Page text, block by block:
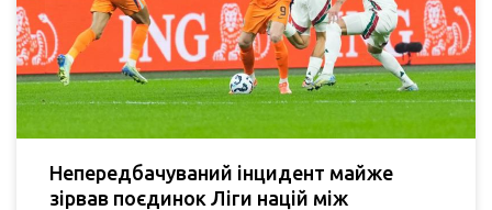
Непередбачуваний інцидент майже
зірвав поєдинок Ліги націй між